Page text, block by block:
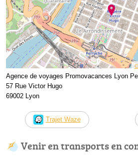
Agence de voyages Promovacances Lyon
57 Rue Victor Hugo
69002 Lyon
Trajet Waze
Venir en transports en